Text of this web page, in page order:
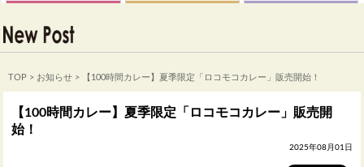
TOP > お知らせ > 【100時間カレー】夏季限定「ロコモコカレー」販売開始！
【100時間カレー】夏季限定「ロコモコカレー」販売開
始！
2025年08月01日